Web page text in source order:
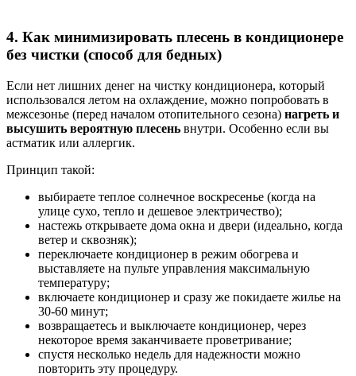
4. Как минимизировать плесень в кондиционере
без чистки (способ для бедных)
Если нет лишних денег на чистку кондиционера, который
использовался летом на охлаждение, можно попробовать в
межсезонье (перед началом отопительного сезона) нагреть и
высушить вероятную плесень внутри. Особенно если вы
астматик или аллергик.
Принцип такой:
выбираете теплое солнечное воскресенье (когда на
улице сухо, тепло и дешевое электричество);
настежь открываете дома окна и двери (идеально, когда
ветер и сквозняк);
переключаете кондиционер в режим обогрева и
выставляете на пульте управления максимальную
температуру;
включаете кондиционер и сразу же покидаете жилье на
30-60 минут;
возвращаетесь и выключаете кондиционер, через
некоторое время заканчиваете проветривание;
спустя несколько недель для надежности можно
повторить эту процедуру.